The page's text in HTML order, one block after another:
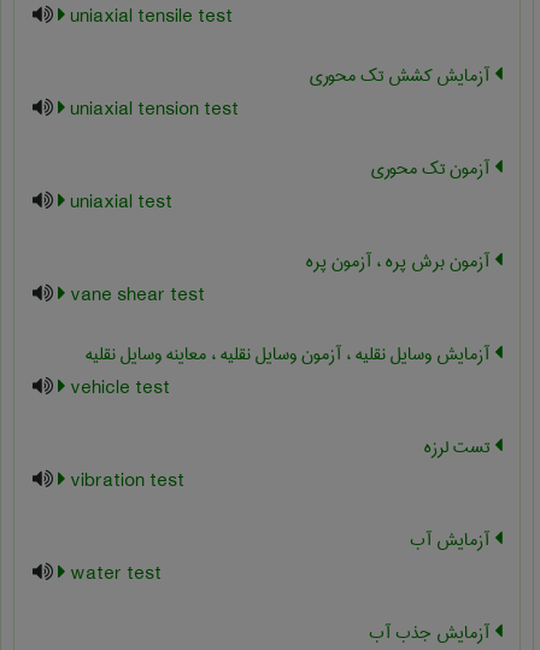
uniaxial tensile test
آزمایش کشش تک محوری
uniaxial tension test
آزمون تک محوری
uniaxial test
آزمون برش پره ، آزمون پره
vane shear test
آزمایش وسایل نقلیه ، آزمون وسایل نقلیه ، معاینه وسایل نقلیه
vehicle test
تست لرزه
vibration test
آزمایش آب
water test
آزمایش جذب آب